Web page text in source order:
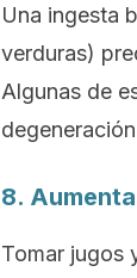
Una ingesta
verduras)
Algunas de
8.
Tomar jugos